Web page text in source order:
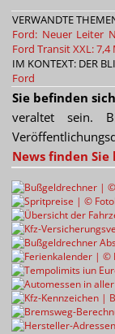
VERWANDTE
Ford: Neuer Leiter
Ford Transit XXL:
IM KONTEXT: DER
Ford
Sie befinden
veraltet sein.
News finden Sie